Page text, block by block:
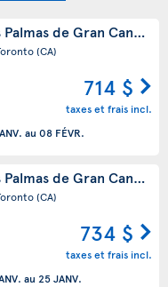
Palmas de Gran Canaria
(CA)
714 $
taxes et frais incl.
au 08 FÉVR.
Palmas de Gran Canaria
(CA)
734 $
taxes et frais incl.
au 25 JANV.